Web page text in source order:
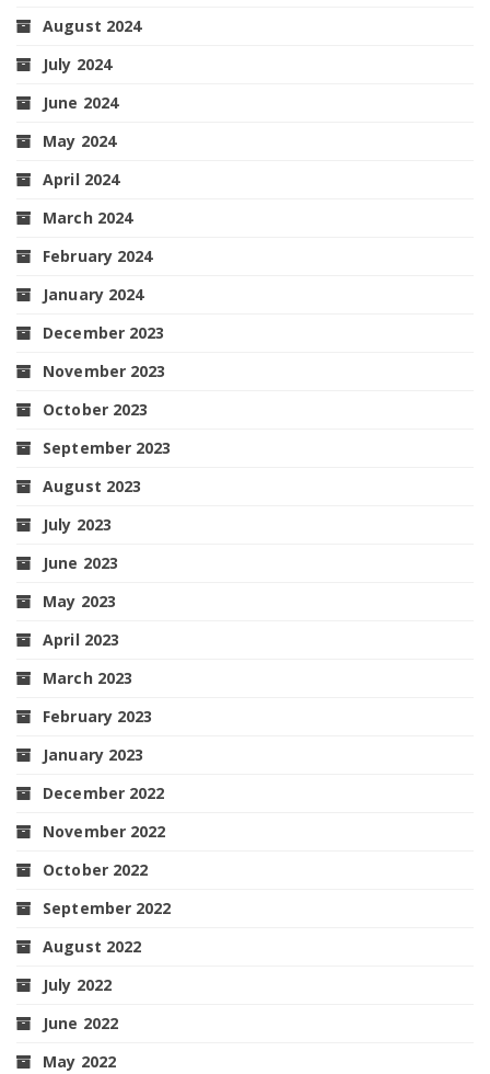
August 2024
July 2024
June 2024
May 2024
April 2024
March 2024
February 2024
January 2024
December 2023
November 2023
October 2023
September 2023
August 2023
July 2023
June 2023
May 2023
April 2023
March 2023
February 2023
January 2023
December 2022
November 2022
October 2022
September 2022
August 2022
July 2022
June 2022
May 2022